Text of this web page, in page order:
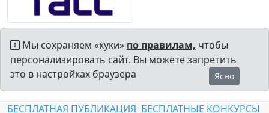
Мы сохраняем «куки» по правилам, чтобы
персонализировать сайт. Вы можете запретить
это в настройках браузера
Ясно
БЕСПЛАТНАЯ ПУБЛИКАЦИЯ БЕСПЛАТНЫЕ КОНКУРСЫ